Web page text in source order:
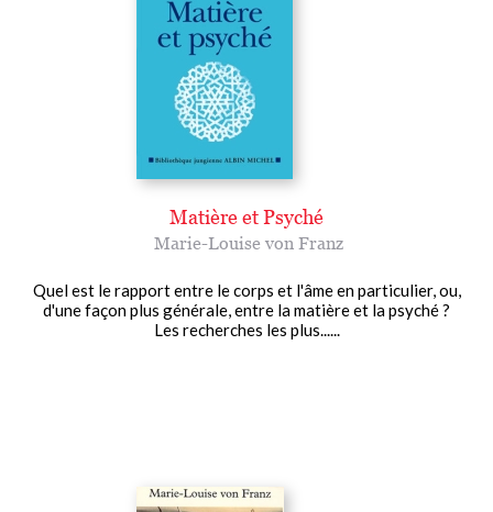
Matière et Psyché
Marie-Louise von Franz
Quel est le rapport entre le corps et l'âme en particulier, ou,
d'une façon plus générale, entre la matière et la psyché ?
Les recherches les plus......